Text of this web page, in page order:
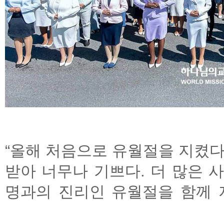
“올해 처음으로 유월절을 지켰
받아 너무나 기쁘다. 더 많은
명과의 진리인 유월절을 함께